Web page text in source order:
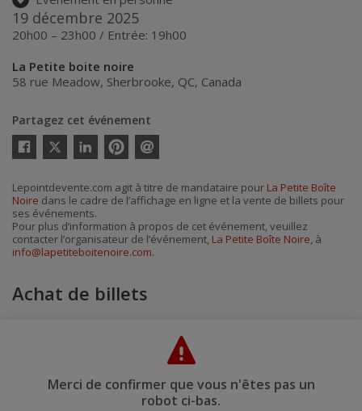
19 décembre 2025
20h00 – 23h00 / Entrée: 19h00
La Petite boite noire
58 rue Meadow, Sherbrooke, QC, Canada
Partagez cet événement
Twitter
courriel
Lepointdevente.com agit à titre de mandataire pour La Petite Boîte
Noire dans le cadre de l’affichage en ligne et la vente de billets pour
ses événements.
Pour plus d’information à propos de cet événement, veuillez
contacter l’organisateur de l’événement, La Petite Boîte Noire, à
info@lapetiteboitenoire.com.
Achat de billets
Merci de confirmer que vous n'êtes pas un
robot ci-bas.